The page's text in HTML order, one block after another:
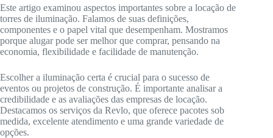
Este artigo examinou aspectos importantes sobre a locação de
torres de iluminação. Falamos de suas definições,
componentes e o papel vital que desempenham. Mostramos
porque alugar pode ser melhor que comprar, pensando na
economia, flexibilidade e facilidade de manutenção.
Escolher a iluminação certa é crucial para o sucesso de
eventos ou projetos de construção. É importante analisar a
credibilidade e as avaliações das empresas de locação.
Destacamos os serviços da Revlo, que oferece pacotes sob
medida, excelente atendimento e uma grande variedade de
opções.